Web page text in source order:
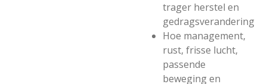
trager herstel en
gedragsverandering
Hoe management,
rust, frisse lucht,
passende
beweging en